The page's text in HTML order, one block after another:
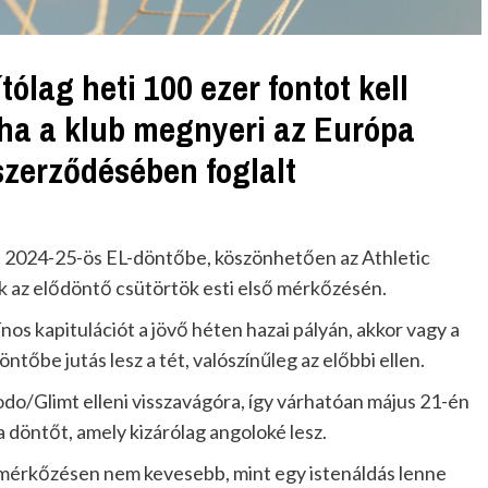
heti 100 ezer fontot kell
a klub megnyeri az Európa
foglalt
25-ös EL-döntőbe, köszönhetően az Athletic
az elődöntő csütörtök esti első mérkőzésén.
kapitulációt a jövő héten hazai pályán, akkor vagy a
jutás lesz a tét, valószínűleg az előbbi ellen.
Glimt elleni visszavágóra, így várhatóan május 21-én
döntőt, amely kizárólag angoloké lesz.
nem kevesebb, mint egy istenáldás lenne